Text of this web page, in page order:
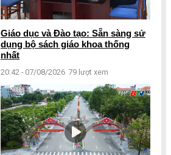
Giáo dục và Đào tạo: Sẵn sàng sử
dụng bộ sách giáo khoa thống
nhất
20:42 - 07/08/2026 79 lượt xem